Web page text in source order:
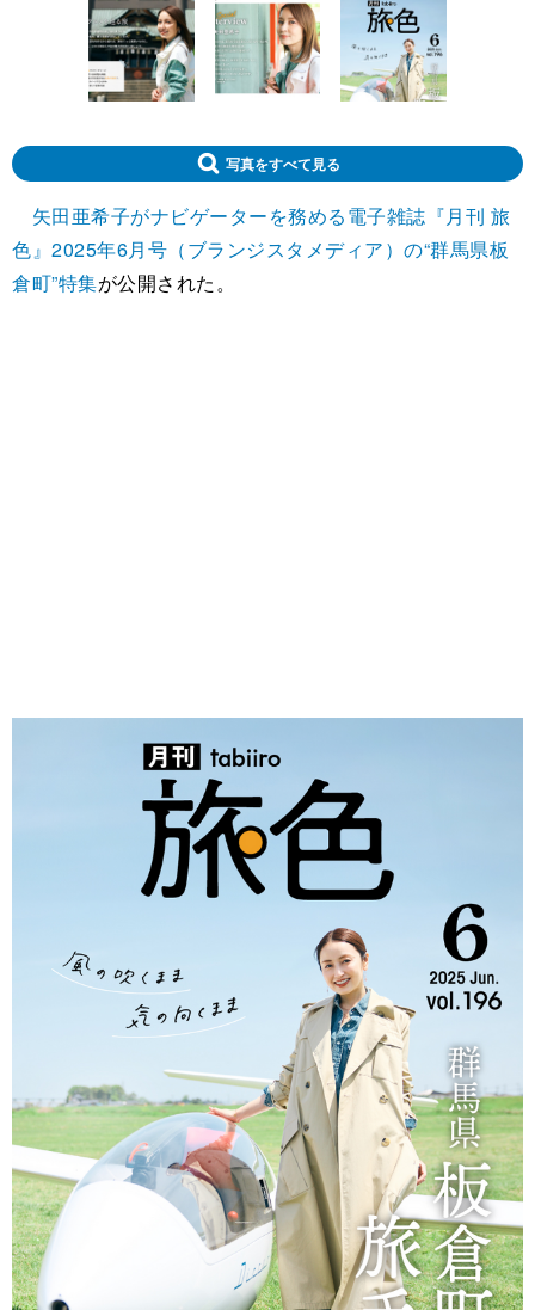
写真をすべて見る
矢田亜希子がナビゲーターを務める電子雑誌『月刊 旅
色』2025年6月号（ブランジスタメディア）の“群馬県板
倉町”特集が公開された。